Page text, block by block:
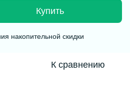
Купить
накопительной скидки
К сравнению